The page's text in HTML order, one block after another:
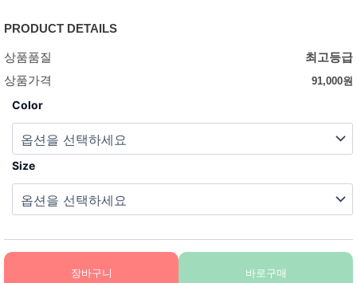
PRODUCT DETAILS
상품품질
최고등급
상품가격
91,000원
Color
Size
장바구니 바로구매